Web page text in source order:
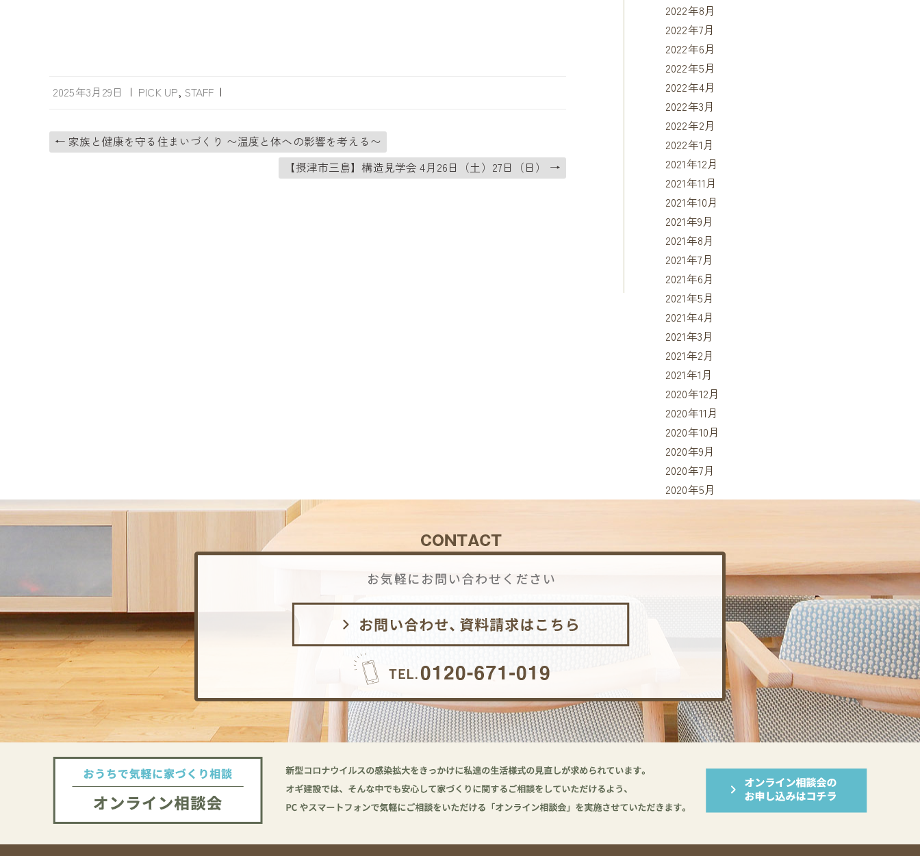
2025年3月29日 | PICK UP, STAFF |
← 家族と健康を守る住まいづくり 〜温度と体への影響を考える〜
【摂津市三島】構造見学会 4月26日（土）27日（日） →
2022年8月
2022年7月
2022年6月
2022年5月
2022年4月
2022年3月
2022年2月
2022年1月
2021年12月
2021年11月
2021年10月
2021年9月
2021年8月
2021年7月
2021年6月
2021年5月
2021年4月
2021年3月
2021年2月
2021年1月
2020年12月
2020年11月
2020年10月
2020年9月
2020年7月
2020年5月